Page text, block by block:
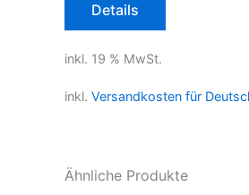
Details
inkl. 19 % MwSt.
inkl. Versandkosten für
Ähnliche Produkte